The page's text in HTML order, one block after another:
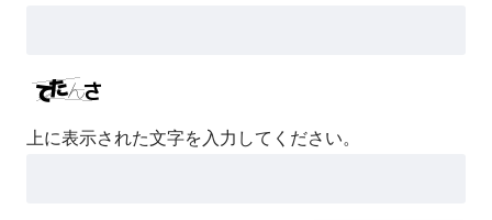
上に表示された文字を入力してください。